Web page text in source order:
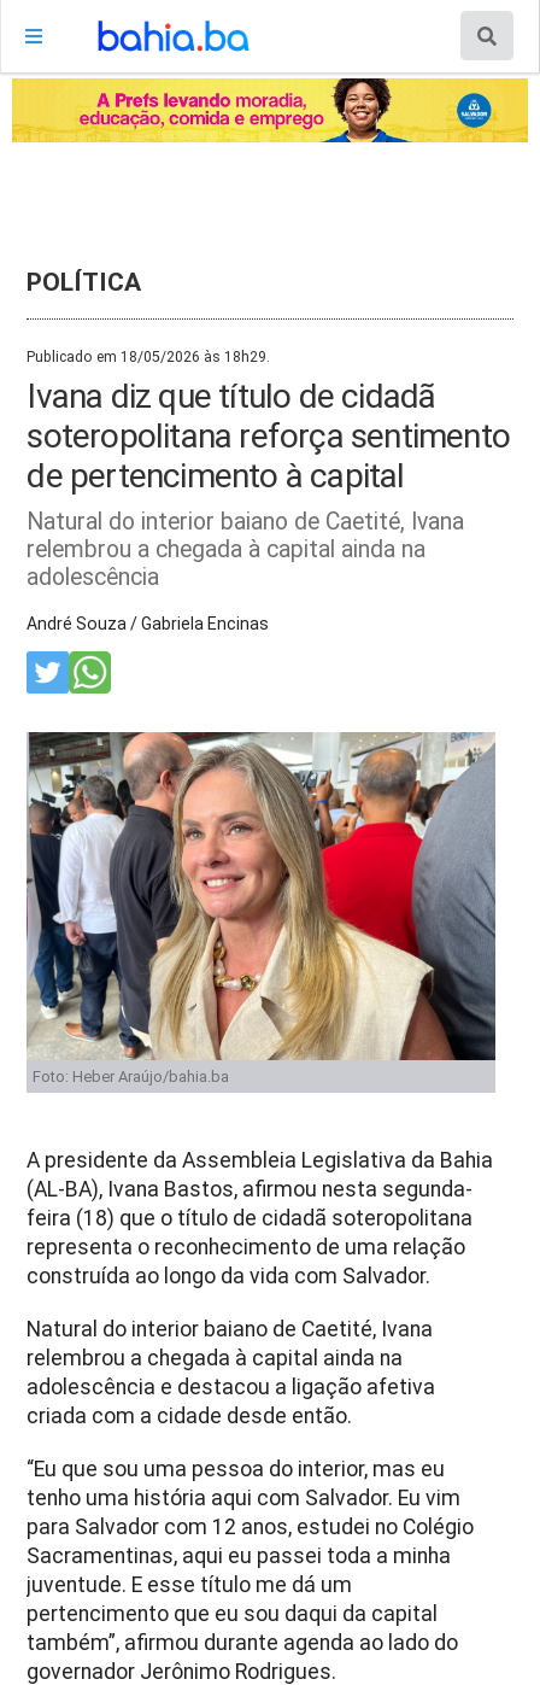
POLÍTICA
Publicado em 18/05/2026 às 18h29.
Ivana diz que título de cidadã
soteropolitana reforça sentimento
de pertencimento à capital
Natural do interior baiano de Caetité, Ivana
relembrou a chegada à capital ainda na
adolescência
André Souza / Gabriela Encinas
Foto: Heber Araújo/bahia.ba
A presidente da Assembleia Legislativa da Bahia
(AL-BA), Ivana Bastos, afirmou nesta segunda-
feira (18) que o título de cidadã soteropolitana
representa o reconhecimento de uma relação
construída ao longo da vida com Salvador.
Natural do interior baiano de Caetité, Ivana
relembrou a chegada à capital ainda na
adolescência e destacou a ligação afetiva
criada com a cidade desde então.
“Eu que sou uma pessoa do interior, mas eu
tenho uma história aqui com Salvador. Eu vim
para Salvador com 12 anos, estudei no Colégio
Sacramentinas, aqui eu passei toda a minha
juventude. E esse título me dá um
pertencimento que eu sou daqui da capital
também”, afirmou durante agenda ao lado do
governador Jerônimo Rodrigues.